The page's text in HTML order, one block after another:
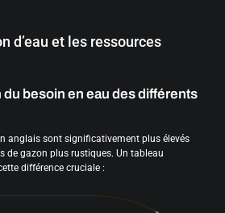
d’eau et les ressources
besoin en eau des différents
anglais sont significativement plus élevés
de gazon plus rustiques. Un tableau
différence cruciale :